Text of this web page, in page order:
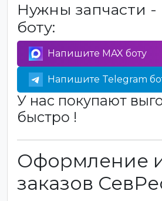
Нужны запчасти
боту:
Напишите MAX боту
Напишите Telegram
У нас покупают
быстро !
Оформление
заказов